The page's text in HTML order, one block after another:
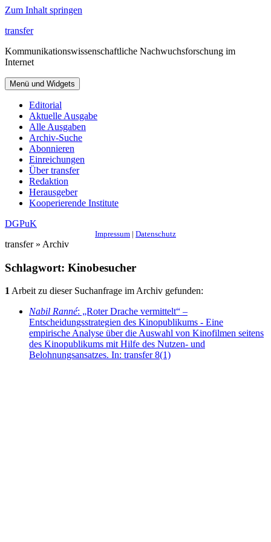
Zum Inhalt springen
transfer
Kommunikationswissenschaftliche Nachwuchsforschung im
Internet
Menü und Widgets
Editorial
Aktuelle Ausgabe
Alle Ausgaben
Archiv-Suche
Abonnieren
Einreichungen
Über transfer
Redaktion
Herausgeber
Kooperierende Institute
DGPuK
Impressum | Datenschutz
transfer » Archiv
Schlagwort: Kinobesucher
1Arbeit zu dieser Suchanfrage im Archiv gefunden:
Nabil Ranné: „Roter Drache vermittelt“ –
Entscheidungsstrategien des Kinopublikums - Eine
empirische Analyse über die Auswahl von Kinofilmen seitens
des Kinopublikums mit Hilfe des Nutzen- und
Belohnungsansatzes. In: transfer 8(1)